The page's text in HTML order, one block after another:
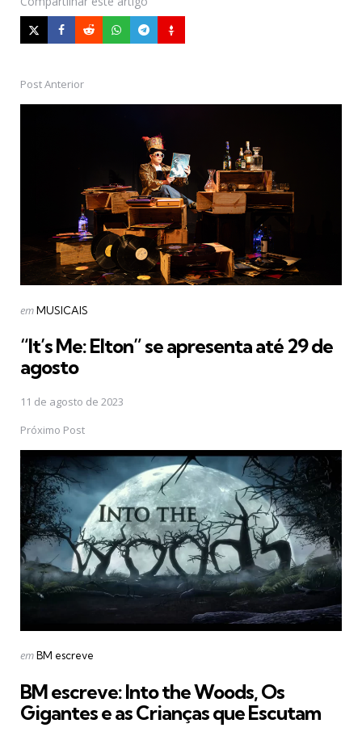
PostPost Anterior
Postado
emMUSICAIS
“It’s Me: Elton” se apresenta até 29 de
agosto
11 de agosto de 2023
Próximo Post
Postado
emBM escreve
BM escreve: Into the Woods, Os
Gigantes e as Crianças que Escutam